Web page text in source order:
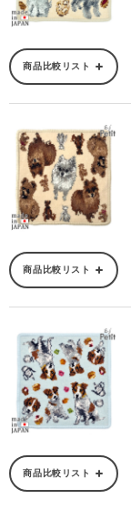
商品比較リスト
商品比較リスト
商品比較リスト